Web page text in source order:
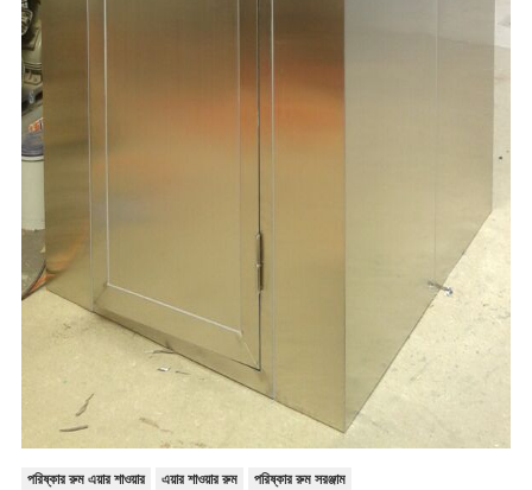
পরিষ্কার রুম এয়ার শাওয়ার এয়ার শাওয়ার রুম পরিষ্কার রুম সরঞ্জাম